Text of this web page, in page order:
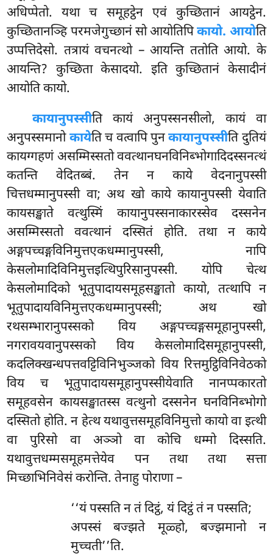
अधिप्पेतो. यथा च समूहट्ठेन एवं कुच्छितानं आयट्ठेन.
कुच्छितानञ्हि परमजेगुच्छानं सो आयोतिपिकायो. आयोति
उप्पत्तिदेसो. तत्रायं वचनत्थो – आयन्ति ततोति आयो. के
आयन्ति? कुच्छिता केसादयो. इति कुच्छितानं केसादीनं
आयोति कायो.
कायानुपस्सीति कायं अनुपस्सनसीलो, कायं वा
अनुपस्समानोकायेति च वत्वापि पुनकायानुपस्सीति दुतियं
कायग्गहणं असम्मिस्सतो ववत्थानघनविनिब्भोगादिदस्सनत्थं
कतन्ति वेदितब्बं. तेन न काये वेदनानुपस्सी
चित्तधम्मानुपस्सी वा; अथ खो काये कायानुपस्सी येवाति
कायसङ्खाते वत्थुस्मिं कायानुपस्सनाकारस्सेव दस्सनेन
असम्मिस्सतो ववत्थानं दस्सितं होति. तथा न काये
अङ्गपच्चङ्गविनिमुत्तएकधम्मानुपस्सी, नापि
केसलोमादिविनिमुत्तइत्थिपुरिसानुपस्सी. योपि चेत्थ
केसलोमादिको भूतुपादायसमूहसङ्खातो कायो, तत्थापि न
भूतुपादायविनिमुत्तएकधम्मानुपस्सी; अथ खो
रथसम्भारानुपस्सको विय अङ्गपच्चङ्गसमूहानुपस्सी,
नगरावयवानुपस्सको विय केसलोमादिसमूहानुपस्सी,
कदलिक्खन्धपत्तवट्टिविनिभुञ्जको विय रित्तमुट्ठिविनिवेठको
विय च भूतुपादायसमूहानुपस्सीयेवाति नानप्पकारतो
समूहवसेन कायसङ्खातस्स वत्थुनो दस्सनेन घनविनिब्भोगो
दस्सितो होति. न हेत्थ यथावुत्तसमूहविनिमुत्तो कायो वा इत्थी
वा पुरिसो वा अञ्ञो वा कोचि धम्मो दिस्सति.
यथावुत्तधम्मसमूहमत्तेयेव पन तथा तथा सत्ता
मिच्छाभिनिवेसं करोन्ति. तेनाहु पोराणा –
‘‘यं पस्सति न तं दिट्ठं, यं दिट्ठं तं न पस्सति;
अपस्सं बज्झते मूळ्हो, बज्झमानो न
मुच्चती’’ति.